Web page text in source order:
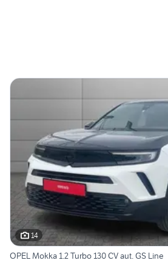
14
OPEL Mokka 1.2 Turbo 130 CV aut. GS Line